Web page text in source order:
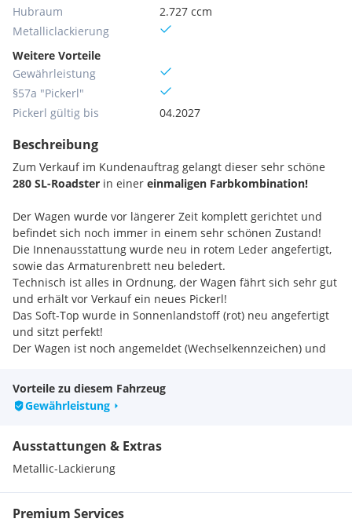
Hubraum
2.727 ccm
Metallic­lackierung
Weitere Vorteile
Gewährleistung
§57a "Pickerl"
Pickerl gültig bis
04.2027
Beschreibung
Zum Verkauf im Kundenauftrag gelangt dieser sehr schöne
280 SL-Roadster in einer einmaligen Farbkombination!
Der Wagen wurde vor längerer Zeit komplett gerichtet und
befindet sich noch immer in einem sehr schönen Zustand!
Die Innenausstattung wurde neu in rotem Leder angefertigt,
sowie das Armaturenbrett neu beledert.
Technisch ist alles in Ordnung, der Wagen fährt sich sehr gut
und erhält vor Verkauf ein neues Pickerl!
Das Soft-Top wurde in Sonnenlandstoff (rot) neu angefertigt
und sitzt perfekt!
Der Wagen ist noch angemeldet (Wechselkennzeichen) und
Sonderausstattung:
Automatikgetriebe
Spiegel rechts
elektrische Fensterheber
Mittelarmlehne
Hardtop!
Vorteile zu diesem Fahrzeug
Gewährleistung
Ausstattungen & Extras
Metallic-Lackierung
Premium Services